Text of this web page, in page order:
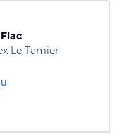
Le Tamier